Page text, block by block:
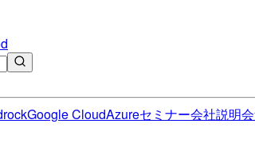
Google CloudAzureセミナー会社説明会